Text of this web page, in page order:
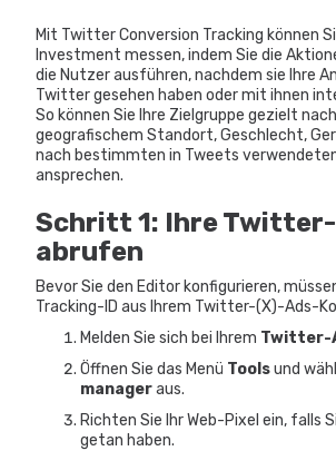
Mit Twitter Conversion Tracking können
Investment messen, indem Sie die
die Nutzer ausführen, nachdem sie Ihre
Twitter gesehen haben oder mit ihnen
So können Sie Ihre Zielgruppe gezielt
geografischem Standort, Geschlecht,
nach bestimmten in Tweets
ansprechen.
Schritt 1: Ihre
abrufen
Bevor Sie den Editor konfigurieren,
Tracking-ID aus Ihrem Twitter-(X)-Ads-
Melden Sie sich bei Ihrem Twitter-
Öffnen Sie das Menü Toolsund
manageraus.
Richten Sie Ihr Web-Pixel ein, falls
getan haben.